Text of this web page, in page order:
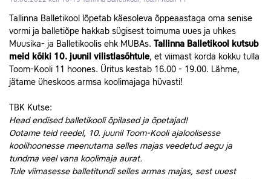
Tallinna Balletikool lõpetab käesoleva õppeaastaga oma senise
vormi ja balletiõpe hakkab sügisest toimuma uues ja uhkes
Muusika- ja Balletikoolis ehk MUBAs. Tallinna Balletikool kutsub
meid kõiki 10. juunil vilistlasõhtule, et viimast korda kokku tulla
Toom-Kooli 11 hoones. Üritus kestab 16.00 - 19.00. Lähme,
jätame üheskoos armsa koolimajaga hüvasti!
TBK Kutse:
Head endised balletikooli õpilased ja õpetajad!
Ootame teid reedel, 10. juunil Toom-Kooli ajaloolisesse
koolihoonesse meenutama selles majas veedetud aegu ja
tundma veel vana koolimaja aurat.
Tule viimasesse balletitundi selles armas majas, sest uuest